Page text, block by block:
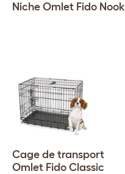
Niche Omlet Fido Nook
Cage de transport
Omlet Fido Classic